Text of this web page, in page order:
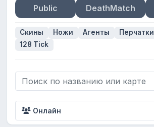
Public DeathMatch
Скины Ножи Агенты Перчатки
128 Tick
Онлайн